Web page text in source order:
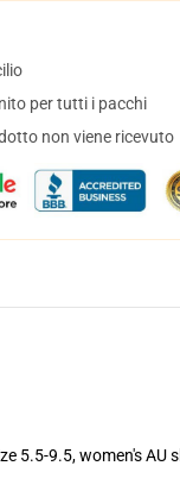
per tutti i pacchi
non viene ricevuto
5.5-9.5, women's AU